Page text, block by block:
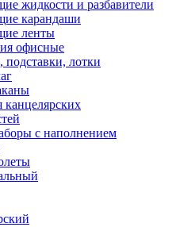
жидкости и разбавители
карандаши
ленты
офисные
лотки
канцелярских
с наполнением